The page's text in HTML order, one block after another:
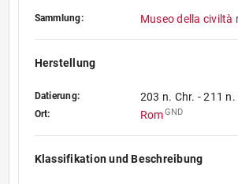
Sammlung: Museo della civiltà
Herstellung
Datierung: 203 n. Chr. - 211 n.
Ort: RomGND
Klassifikation und Beschreibung